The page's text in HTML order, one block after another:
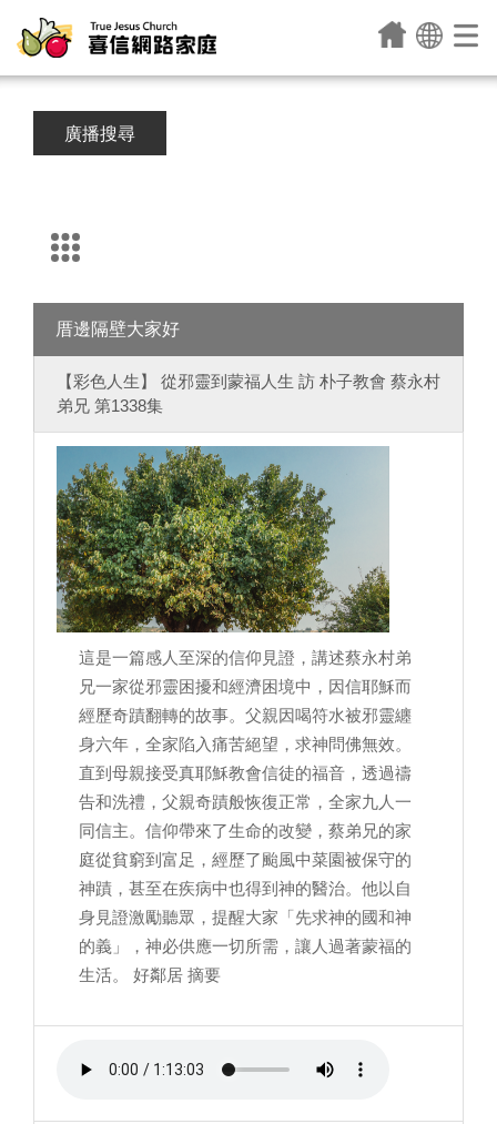
廣播搜尋
厝邊隔壁大家好
【彩色人生】 從邪靈到蒙福人生 訪 朴子教會 蔡永村
弟兄 第1338集
這是一篇感人至深的信仰見證，講述蔡永村弟
兄一家從邪靈困擾和經濟困境中，因信耶穌而
經歷奇蹟翻轉的故事。父親因喝符水被邪靈纏
身六年，全家陷入痛苦絕望，求神問佛無效。
直到母親接受真耶穌教會信徒的福音，透過禱
告和洗禮，父親奇蹟般恢復正常，全家九人一
同信主。信仰帶來了生命的改變，蔡弟兄的家
庭從貧窮到富足，經歷了颱風中菜園被保守的
神蹟，甚至在疾病中也得到神的醫治。他以自
身見證激勵聽眾，提醒大家「先求神的國和神
的義」，神必供應一切所需，讓人過著蒙福的
生活。 好鄰居 摘要